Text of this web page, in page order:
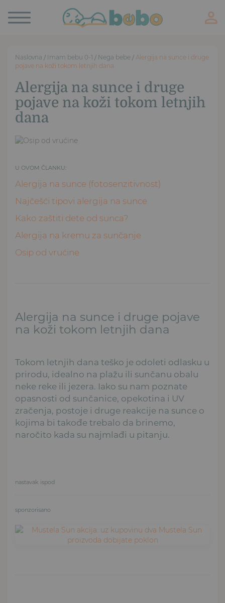
Toggle
navigation
Naslovna / Imam bebu 0-1 / Nega bebe / Alergija na sunce i druge
pojave na koži tokom letnjih dana
Alergija na sunce i druge
pojave na koži tokom letnjih
dana
U OVOM ČLANKU:
Alergija na sunce (fotosenzitivnost)
Najčešći tipovi alergija na sunce
Kako zaštiti dete od sunca?
Alergija na kremu za sunčanje
Osip od vrućine
Alergija na sunce i druge pojave
na koži tokom letnjih dana
Tokom letnjih dana teško je odoleti odlasku u
prirodu, idealno na plažu ili sunčanu obalu
neke reke ili jezera. Iako su nam poznate
opasnosti od sunčanice, opekotina i UV
zračenja, postoje i druge reakcije na sunce o
kojima bi takođe trebalo da brinemo,
naročito kada su najmlađi u pitanju.
nastavak ispod
sponzorisano